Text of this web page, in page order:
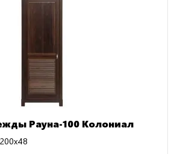
Рауна-100 Колониал